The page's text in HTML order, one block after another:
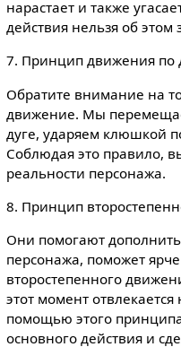
нарастает и также
действия нельзя об этом
7. Принцип движения по
Обратите внимание на
движение. Мы
дуге, ударяем клюшкой
Соблюдая это правило,
реальности персонажа.
8. Принцип
Они помогают
персонажа, поможет
второстепенного
этот момент
помощью этого
основного действия и